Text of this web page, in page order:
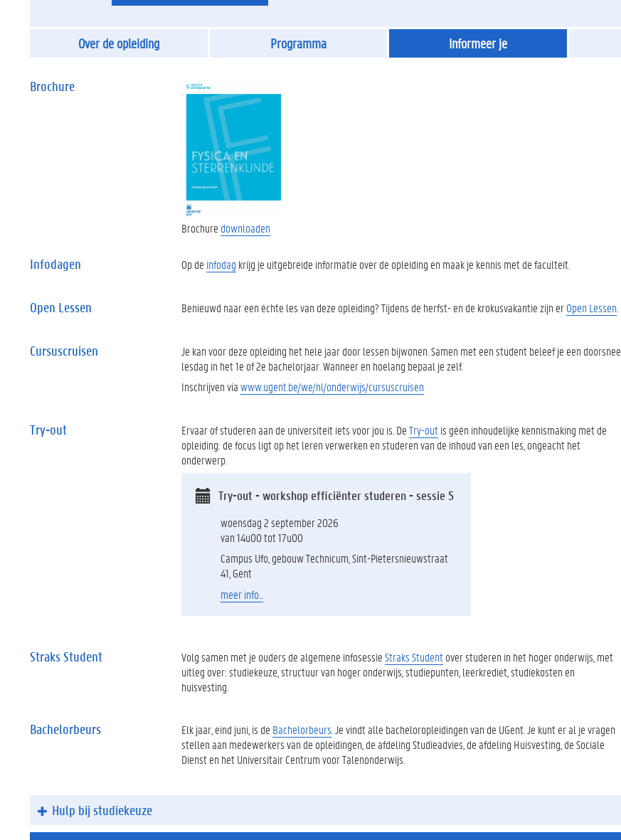
Over de opleiding Programma Informeer je
Brochure
Brochure downloaden
Infodagen Op de infodag krijg je uitgebreide informatie over de opleiding en maak je kennis met de faculteit.
Open Lessen Benieuwd naar een échte les van deze opleiding? Tijdens de herfst- en de krokusvakantie zijn erOpen Lessen
Cursuscruisen
Je kan voor deze opleiding het hele jaar door lessen bijwonen. Samen met een student beleef je een doorsnee
lesdag in het 1e of 2e bachelorjaar. Wanneer en hoelang bepaal je zelf.
Inschrijven viawww.ugent.be/we/nl/onderwijs/cursuscruisen
Try-out Ervaar of studeren aan de universiteit iets voor jou is. DeTry-outis géén inhoudelijke kennismaking met de
opleiding: de focus ligt op het leren verwerken en studeren van de inhoud van een les, ongeacht het
onderwerp.
Try-out - workshop efficiënter studeren - sessie 5
woensdag 2 september 2026
van 14u00 tot 17u00
Campus Ufo, gebouw Technicum, Sint-Pietersnieuwstraat
41, Gent
meer info...
Straks Student Volg samen met je ouders de algemene infosessieStraks Studentover studeren in het hoger onderwijs, met
uitleg over: studiekeuze, structuur van hoger onderwijs, studiepunten, leerkrediet, studiekosten en
huisvesting.
Bachelorbeurs Elk jaar, eind juni, is de Bachelorbeurs . Je vindt alle bacheloropleidingen van de UGent. Je kunt er al je vragen
stellen aan medewerkers van de opleidingen, de afdeling Studieadvies, de afdeling Huisvesting, de Sociale
Dienst en het Universitair Centrum voor Talenonderwijs.
Hulp bij studiekeuze